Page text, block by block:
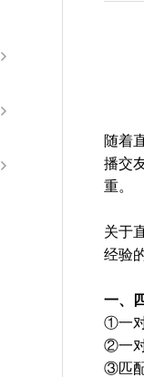
随着
播交
重。
关于
经验
一、
①一
②一
③匹